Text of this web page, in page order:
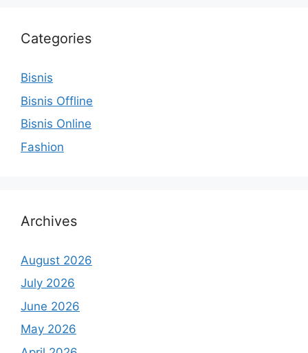
Categories
Bisnis
Bisnis Offline
Bisnis Online
Fashion
Archives
August 2026
July 2026
June 2026
May 2026